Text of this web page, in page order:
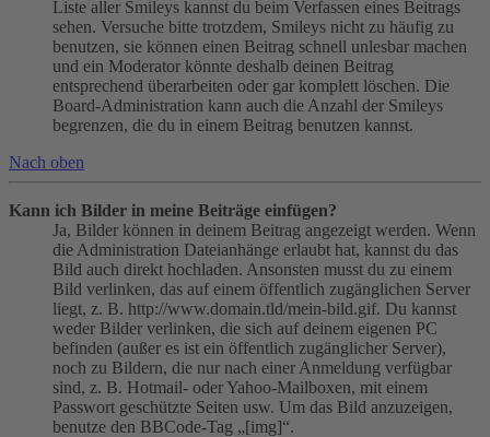
Liste aller Smileys kannst du beim Verfassen eines Beitrags
sehen. Versuche bitte trotzdem, Smileys nicht zu häufig zu
benutzen, sie können einen Beitrag schnell unlesbar machen
und ein Moderator könnte deshalb deinen Beitrag
entsprechend überarbeiten oder gar komplett löschen. Die
Board-Administration kann auch die Anzahl der Smileys
begrenzen, die du in einem Beitrag benutzen kannst.
Nach oben
Kann ich Bilder in meine Beiträge einfügen?
Ja, Bilder können in deinem Beitrag angezeigt werden. Wenn
die Administration Dateianhänge erlaubt hat, kannst du das
Bild auch direkt hochladen. Ansonsten musst du zu einem
Bild verlinken, das auf einem öffentlich zugänglichen Server
liegt, z. B. http://www.domain.tld/mein-bild.gif. Du kannst
weder Bilder verlinken, die sich auf deinem eigenen PC
befinden (außer es ist ein öffentlich zugänglicher Server),
noch zu Bildern, die nur nach einer Anmeldung verfügbar
sind, z. B. Hotmail- oder Yahoo-Mailboxen, mit einem
Passwort geschützte Seiten usw. Um das Bild anzuzeigen,
benutze den BBCode-Tag „[img]“.